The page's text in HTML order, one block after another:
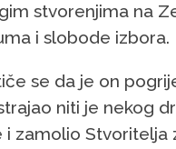
stvorenjima na
i slobode izbora.
se da je on
niti je nekog
zamolio Stvoritelja